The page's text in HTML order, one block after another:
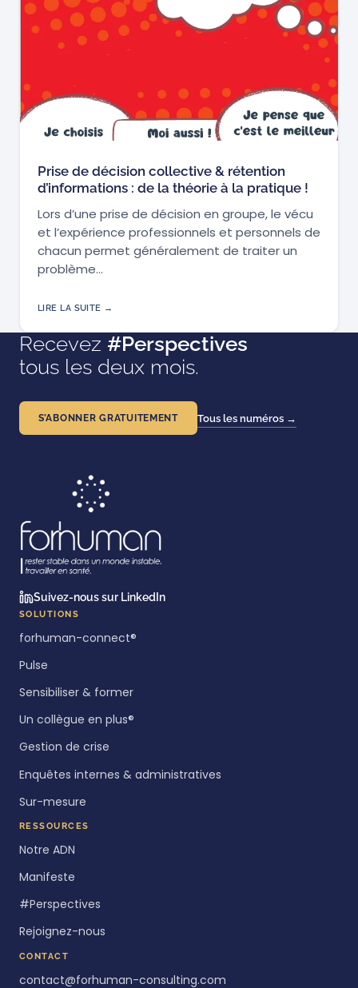
Prise de décision collective & rétention
d’informations : de la théorie à la pratique !
Lors d’une prise de décision en groupe, le vécu
et l’expérience professionnels et personnels de
chacun permet généralement de traiter un
problème…
LIRE LA SUITE →
Recevez #Perspectives
tous les deux mois.
S’ABONNER GRATUITEMENT Tous les numéros →
Suivez-nous sur LinkedIn
SOLUTIONS
forhuman-connect®
Pulse
Sensibiliser & former
Un collègue en plus®
Gestion de crise
Enquêtes internes & administratives
Sur-mesure
RESSOURCES
Notre ADN
Manifeste
#Perspectives
Rejoignez-nous
CONTACT
contact@forhuman-consulting.com